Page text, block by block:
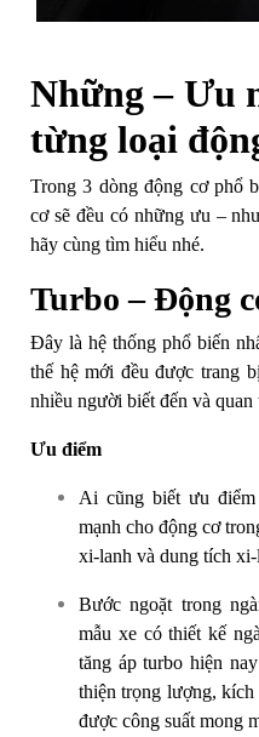
Những – Ưu
từng loại
Trong 3 dòng động cơ phổ
cơ sẽ đều có những ưu –
hãy cùng tìm hiểu nhé.
Turbo – Động
Đây là hệ thống phổ biến
thế hệ mới đều được trang
nhiều người biết đến và quan
Ưu điểm
Ai cũng biết ưu
mạnh cho động cơ
xi-lanh và dung tích xi-
Bước ngoặt trong
mẫu xe có thiết kế
tăng áp turbo hiện
thiện trọng lượng, kích
được công suất mong